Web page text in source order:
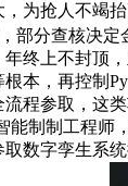
为抢人不竭
部分查核决定
终上不封顶
本，再控制
程参取，这
能制制工程师
数字孪生系